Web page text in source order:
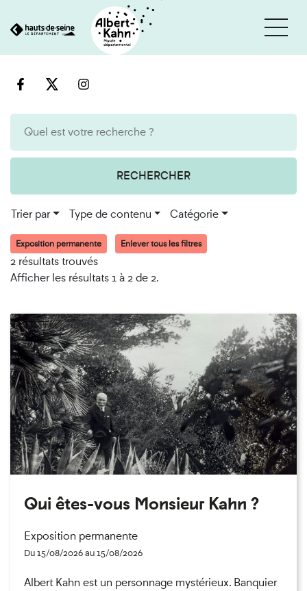
au
RECHERCHER
Trier par Type de contenu Catégorie
Exposition permanente Enlever tous les filtres
2 résultats trouvés
Afficher les résultats 1 à 2 de 2.
Qui êtes-vous Monsieur Kahn ?
Exposition permanente
Du 15/08/2026 au 15/08/2026
Albert Kahn est un personnage mystérieux. Banquier
Cookies et traceurs utilisés sur ce site